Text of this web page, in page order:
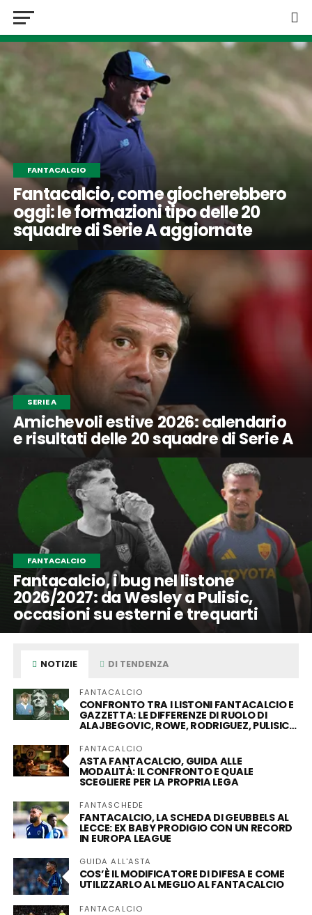
FANTACALCIO
Fantacalcio, come giocherebbero
oggi: le formazioni tipo delle 20
squadre di Serie A aggiornate
SERIE A
Amichevoli estive 2026: calendario
e risultati delle 20 squadre di Serie A
FANTACALCIO
Fantacalcio, i bug nel listone
2026/2027: da Wesley a Pulisic,
occasioni su esterni e trequarti
NOTIZIE DI TENDENZA
FANTACALCIO
CONFRONTO TRA I LISTONI FANTACALCIO E
GAZZETTA: LE DIFFERENZE DI RUOLO DI
ALAJBEGOVIC, ROWE, RODRIGUEZ, PULISIC…
FANTACALCIO
ASTA FANTACALCIO, GUIDA ALLE
MODALITÀ: IL CONFRONTO E QUALE
SCEGLIERE PER LA PROPRIA LEGA
FANTASCHEDE
FANTACALCIO, LA SCHEDA DI GEUBBELS AL
LECCE: EX BABY PRODIGIO CON UN RECORD
IN EUROPA LEAGUE
GUIDA ALL'ASTA
COS’È IL MODIFICATORE DI DIFESA E COME
UTILIZZARLO AL MEGLIO AL FANTACALCIO
FANTACALCIO